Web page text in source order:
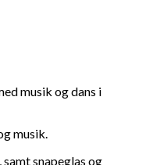
musik og dans i
musik.
snapeglas og